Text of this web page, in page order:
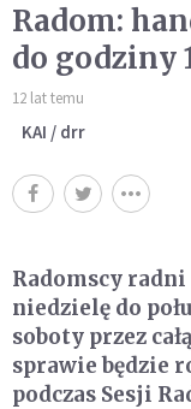
Radom:
do godziny
12 lat temu
KAI / drr
Radomscy radni
niedzielę do
soboty przez
sprawie będzie
podczas Sesji